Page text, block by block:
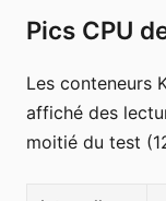
Pics CPU
Les conteneurs
affiché des
moitié du test